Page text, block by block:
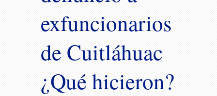
exfuncionarios
de Cuitláhuac
¿Qué hicieron?